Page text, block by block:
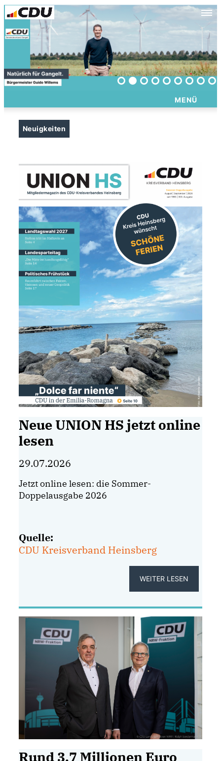
MENÜ
Neuigkeiten
Neue UNION HS jetzt online
lesen
29.07.2026
Jetzt online lesen: die Sommer-
Doppelausgabe 2026
Quelle:
CDU Kreisverband Heinsberg
WEITER LESEN
Rund 3,7 Millionen Euro